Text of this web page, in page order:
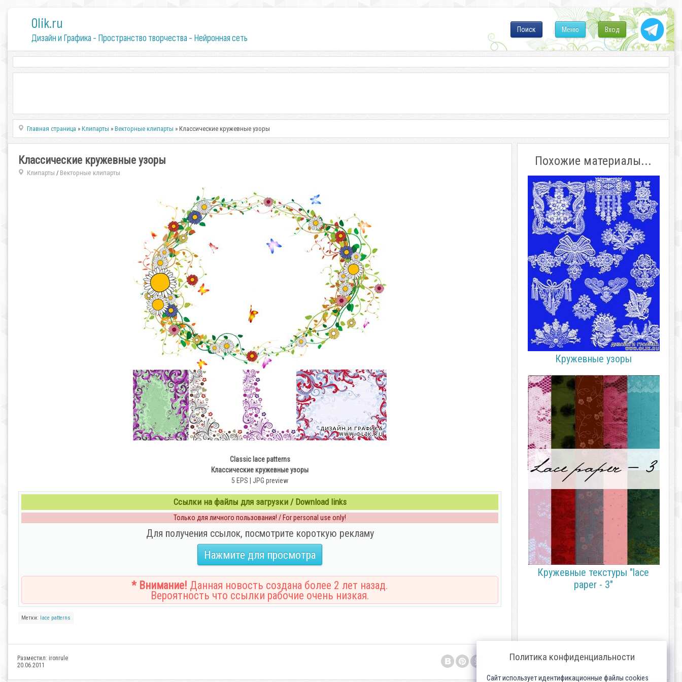
0lik.ru
Дизайн и Графика - Пространство творчества - Нейронная сеть
Вход
Меню
Поиск
Главная страница »Клипарты »Векторные клипарты » Классические кружевные узоры
Классические кружевные узоры
Клипарты / Векторные клипарты
Classic lace patterns
Классические кружевные узоры
5 EPS | JPG preview
Ссылки на файлы для загрузки / Download links
Только для личного пользования! / For personal use only!
Для получения ссылок, посмотрите короткую рекламу
Нажмите для просмотра
* Внимание! Данная новость создана более 2 лет назад.
Вероятность что ссылки рабочие очень низкая.
Метки: lace patterns
Разместил: ironrule
20.06.2011
Похожие материалы...
Кружевные узоры
Кружевные текстуры "lace
paper - 3"
Политика конфиденциальности
Сайт использует идентификационные файлы cookies